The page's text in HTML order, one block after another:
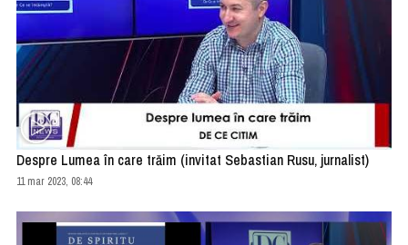
Despre Lumea în care trăim (invitat Sebastian Rusu, jurnalist)
11 mar 2023, 08:44